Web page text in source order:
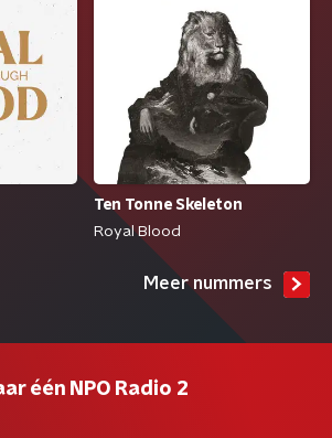
Ten Tonne Skeleton
Royal Blood
Meer nummers
één NPO Radio 2